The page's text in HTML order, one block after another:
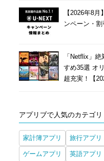
【2026年8
ンペーン・割
「Netflix」
すめ35選 オ
超充実！【
アプリブで人気のカテゴリ
家計簿アプリ 旅行アプリ
ゲームアプリ 英語アプリ